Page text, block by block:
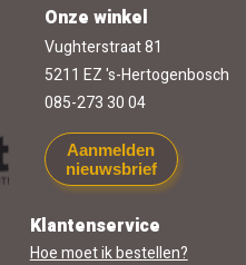
Onze winkel
Vughterstraat 81
5211 EZ 's-Hertogenbosch
085-273 30 04
Aanmelden
nieuwsbrief
Klantenservice
Hoe moet ik bestellen?